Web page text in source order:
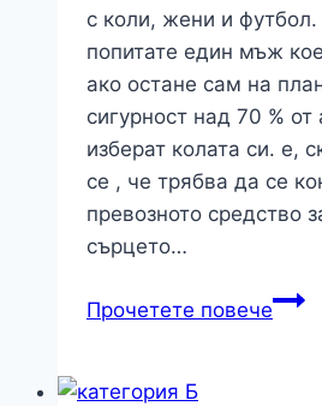
с коли, жени и
попитате един мъж
ако остане сам на
сигурност над 70 %
изберат колата си. е,
се , че трябва да се
превозното средство
сърцето…
Прочетете повечеЗа